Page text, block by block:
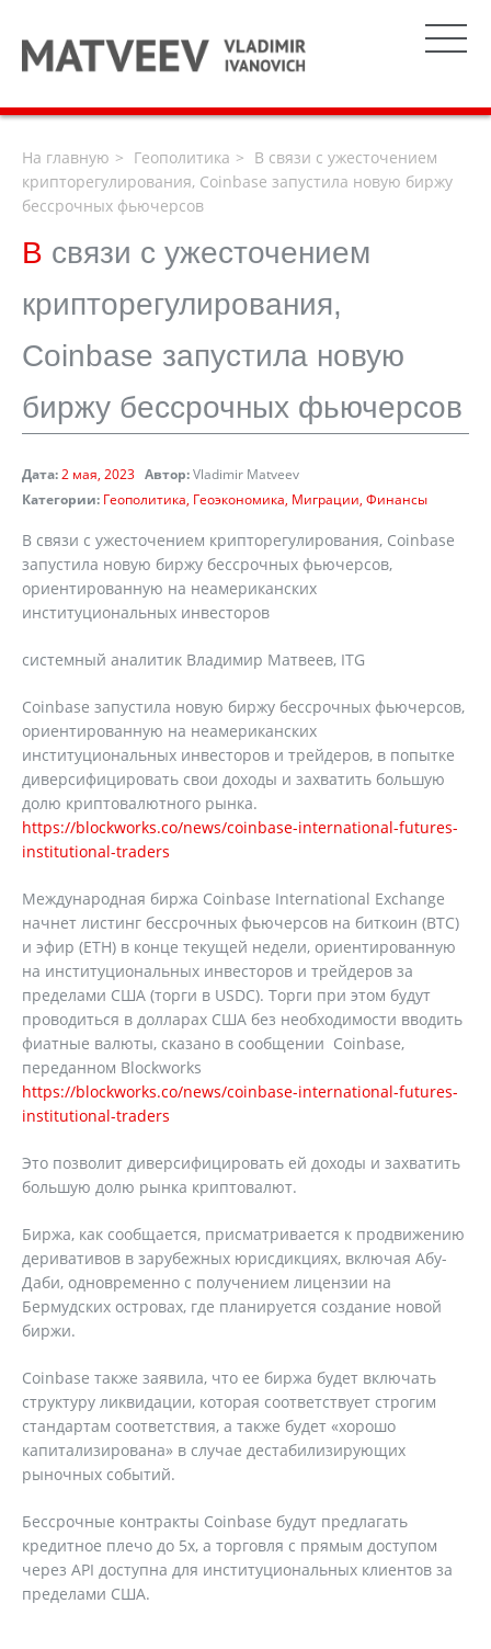
На главную Геополитика
В связи с ужесточением
крипторегулирования, Coinbase запустила новую биржу
бессрочных фьючерсов
В связи с ужесточением
крипторегулирования,
Coinbase запустила новую
биржу бессрочных фьючерсов
Дата:2 мая, 2023 Автор:Vladimir Matveev
Категории: Геополитика Геоэкономика Миграции Финансы
В связи с ужесточением крипторегулирования, Coinbase
запустила новую биржу бессрочных фьючерсов,
ориентированную на неамериканских
институциональных инвесторов
системный аналитик Владимир Матвеев, ITG
Coinbase запустила новую биржу бессрочных фьючерсов,
ориентированную на неамериканских
институциональных инвесторов и трейдеров, в попытке
диверсифицировать свои доходы и захватить большую
долю криптовалютного рынка.
https://blockworks.co/news/coinbase-international-futures-
institutional-traders
Международная биржа Coinbase International Exchange
начнет листинг бессрочных фьючерсов на биткоин (BTC)
и эфир (ETH) в конце текущей недели, ориентированную
на институциональных инвесторов и трейдеров за
пределами США (торги в USDC). Торги при этом будут
проводиться в долларах США без необходимости вводить
фиатные валюты, сказано в сообщении Coinbase,
переданном Blockworks
https://blockworks.co/news/coinbase-international-futures-
institutional-traders
Это позволит диверсифицировать ей доходы и захватить
большую долю рынка криптовалют.
Биржа, как сообщается, присматривается к продвижению
деривативов в зарубежных юрисдикциях, включая Абу-
Даби, одновременно с получением лицензии на
Бермудских островах, где планируется создание новой
биржи.
Coinbase также заявила, что ее биржа будет включать
структуру ликвидации, которая соответствует строгим
стандартам соответствия, а также будет «хорошо
капитализирована» в случае дестабилизирующих
рыночных событий.
Бессрочные контракты Coinbase будут предлагать
кредитное плечо до 5x, а торговля с прямым доступом
через API доступна для институциональных клиентов за
пределами США.